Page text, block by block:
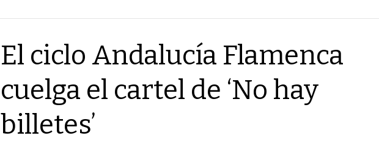
El ciclo Andalucía Flamenca
cuelga el cartel de ‘No hay
billetes’